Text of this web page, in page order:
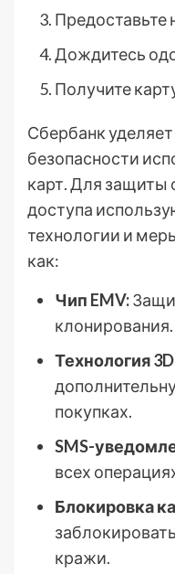
Дождитесь
Получите
Сбербанк
безопасности
карт. Для защиты
доступа
технологии и
как:
Чип EMV:
клонирования.
Технология
покупках.
SMS-
всех
Блокировка
кражи.